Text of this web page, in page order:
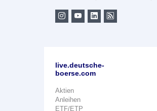
live.deutsche-
boerse.com
Aktien
Anleihen
ETF/ETP